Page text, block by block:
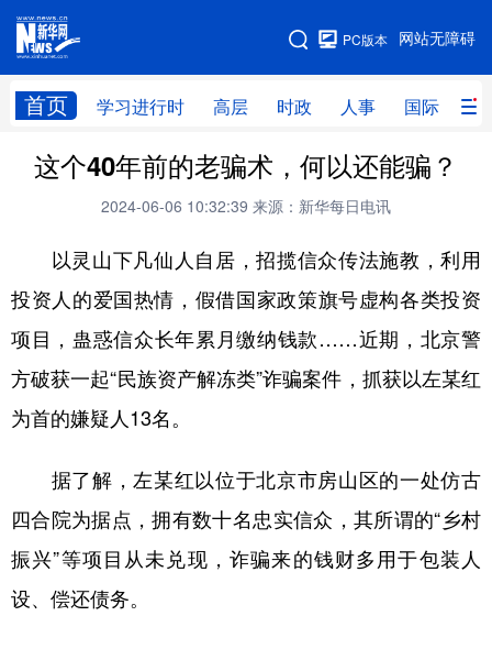
网站无障碍
PC版本
首页 学习进行时 高层 时政 人事 国际 财
网站地图
学习进行时 高层 时政 人事
财经 网评
台湾 思客智库 全球连线 教育
科技 科创 量子 体育
文化 书画 健康 军事
食品 人居 信息化 数字经济
学术中国 乡村振兴 银龄 溯源中国
这个40年前的老骗术，何以还能骗？
2024-06-06 10:32:39 来源：新华每日电讯
以灵山下凡仙人自居，招揽信众传法施教，利用
投资人的爱国热情，假借国家政策旗号虚构各类投资
项目，蛊惑信众长年累月缴纳钱款……近期，北京警
方破获一起“民族资产解冻类”诈骗案件，抓获以左某红
为首的嫌疑人13名。
据了解，左某红以位于北京市房山区的一处仿古
四合院为据点，拥有数十名忠实信众，其所谓的“乡村
振兴”等项目从未兑现，诈骗来的钱财多用于包装人
设、偿还债务。